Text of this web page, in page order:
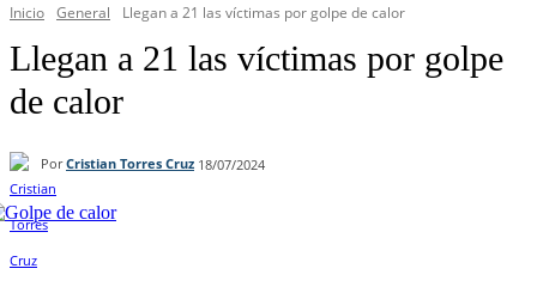
Inicio General Llegan a 21 las víctimas por golpe de calor
Llegan a 21 las víctimas por golpe
de calor
Por Cristian Torres Cruz 18/07/2024